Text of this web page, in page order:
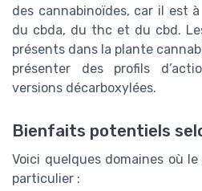
des cannabinoïdes, car il est
du cbda, du thc et du cbd.
présents dans la plante
présenter des profils
versions décarboxylées.
Bienfaits potentiels
Voici quelques domaines où
particulier :